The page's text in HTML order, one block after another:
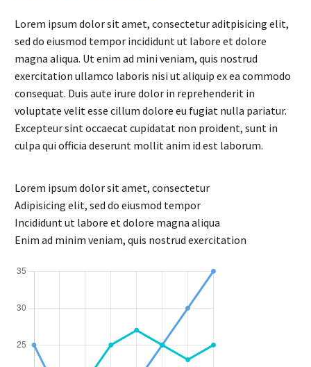
Lorem ipsum dolor sit amet, consectetur aditpisicing elit,
sed do eiusmod tempor incididunt ut labore et dolore
magna aliqua. Ut enim ad mini veniam, quis nostrud
exercitation ullamco laboris nisi ut aliquip ex ea commodo
consequat. Duis aute irure dolor in reprehenderit in
voluptate velit esse cillum dolore eu fugiat nulla pariatur.
Excepteur sint occaecat cupidatat non proident, sunt in
culpa qui officia deserunt mollit anim id est laborum.
Lorem ipsum dolor sit amet, consectetur
Adipisicing elit, sed do eiusmod tempor
Incididunt ut labore et dolore magna aliqua
Enim ad minim veniam, quis nostrud exercitation